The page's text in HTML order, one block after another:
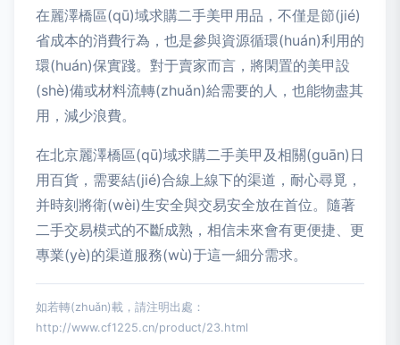
在麗澤橋區(qū)域求購二手美甲用品，不僅是節(jié)
省成本的消費行為，也是參與資源循環(huán)利用的
環(huán)保實踐。對于賣家而言，將閑置的美甲設
(shè)備或材料流轉(zhuǎn)給需要的人，也能物盡其
用，減少浪費。
在北京麗澤橋區(qū)域求購二手美甲及相關(guān)日
用百貨，需要結(jié)合線上線下的渠道，耐心尋覓，
并時刻將衛(wèi)生安全與交易安全放在首位。隨著
二手交易模式的不斷成熟，相信未來會有更便捷、更
專業(yè)的渠道服務(wù)于這一細分需求。
如若轉(zhuǎn)載，請注明出處：
http://www.cf1225.cn/product/23.html